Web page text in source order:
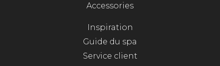
Accessories
Inspiration
Guide du spa
Service client